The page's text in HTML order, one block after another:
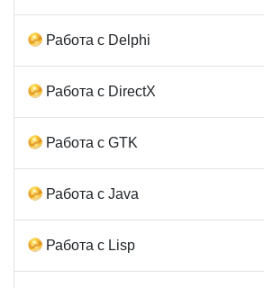
Работа с Delphi
Работа с DirectX
Работа с GTK
Работа с Java
Работа с Lisp